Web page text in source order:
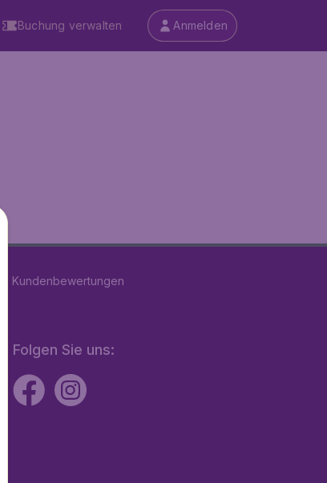
Buchung verwalten Anmelden
Kundenbewertungen
Folgen Sie uns: